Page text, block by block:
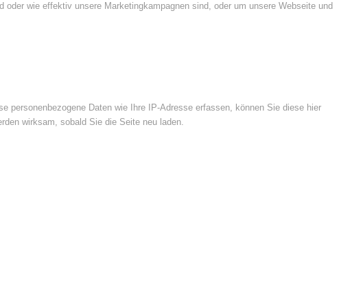
wie effektiv unsere Marketingkampagnen sind, oder um unsere Webseite und
personenbezogene Daten wie Ihre IP-Adresse erfassen, können Sie diese hier
wirksam, sobald Sie die Seite neu laden.